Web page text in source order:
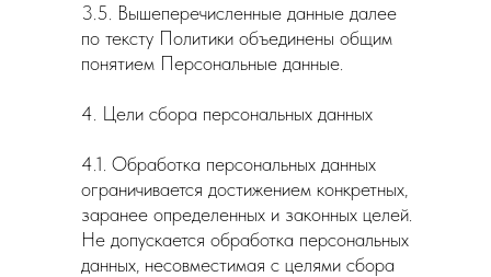
3.5. Вышеперечисленные данные далее
по тексту Политики объединены общим
понятием Персональные данные.
4. Цели сбора персональных данных
4.1. Обработка персональных данных
ограничивается достижением конкретных,
заранее определенных и законных целей.
Не допускается обработка персональных
данных, несовместимая с целями сбора